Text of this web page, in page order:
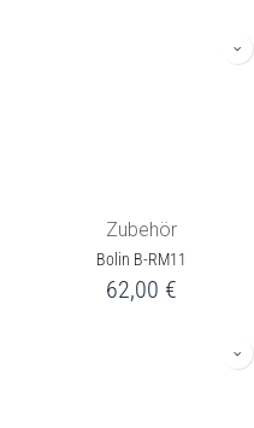
Zubehör
Bolin B-RM11
62,00 €